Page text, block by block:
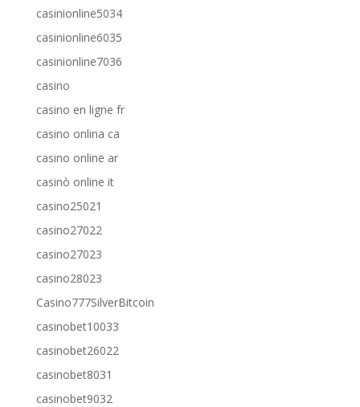
casinionline5034
casinionline6035
casinionline7036
casino
casino en ligne fr
casino onlina ca
casino online ar
casinò online it
casino25021
casino27022
casino27023
casino28023
Casino777SilverBitcoin
casinobet10033
casinobet26022
casinobet8031
casinobet9032